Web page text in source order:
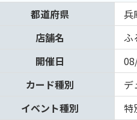
都道府県
兵
店舗名
ふ
開催日
カード種別
デ
イベント種別
特